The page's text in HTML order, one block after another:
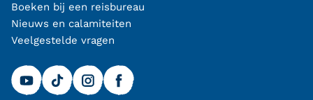
Boeken bij een reisbureau
Nieuws en calamiteiten
Veelgestelde vragen